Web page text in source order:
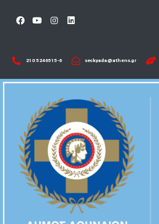
210 5246515-6​ seckyada@athens.gr